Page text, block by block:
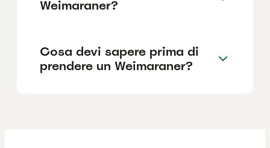
Weimaraner?
Cosa devi sapere prima di
prendere un Weimaraner?